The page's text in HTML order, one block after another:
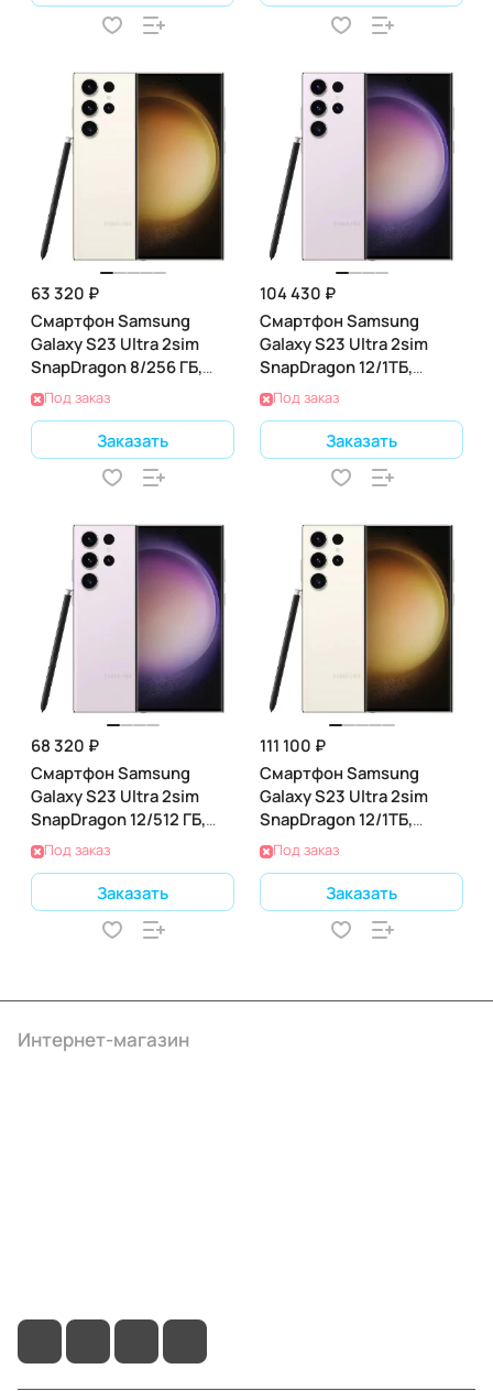
63 320 ₽
Смартфон Samsung
Galaxy S23 Ultra 2sim
SnapDragon 8/256 ГБ,
кремовый (SM-S918B)
Под заказ
Заказать
104 430 ₽
Смартфон Samsung
Galaxy S23 Ultra 2sim
SnapDragon 12/1ТБ,
лаванда (SM-S918B)
Под заказ
Заказать
68 320 ₽
Смартфон Samsung
Galaxy S23 Ultra 2sim
SnapDragon 12/512 ГБ,
лаванда (SM-S918B)
Под заказ
Заказать
111 100 ₽
Смартфон Samsung
Galaxy S23 Ultra 2sim
SnapDragon 12/1ТБ,
кремовый (SM-S918B)
Под заказ
Заказать
Интернет-магазин